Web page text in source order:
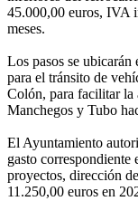
45.000,00 euros, IVA
meses.
Los pasos se
para el tránsito de
Colón, para facilitar la
Manchegos y Tubo
El Ayuntamiento
gasto correspondiente
proyectos, dirección
11.250,00 euros en